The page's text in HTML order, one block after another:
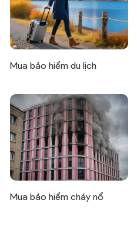
Mua bảo hiểm du lịch
Mua bảo hiểm cháy nổ